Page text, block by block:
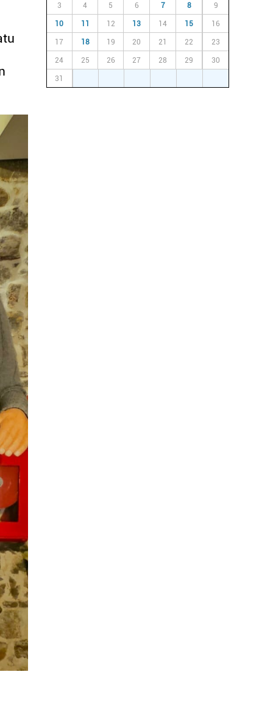
3 4 5 6 7 8 9
10 11 12 13 14 15 16
17 18 19 20 21 22 23
24 25 26 27 28 29 30
31